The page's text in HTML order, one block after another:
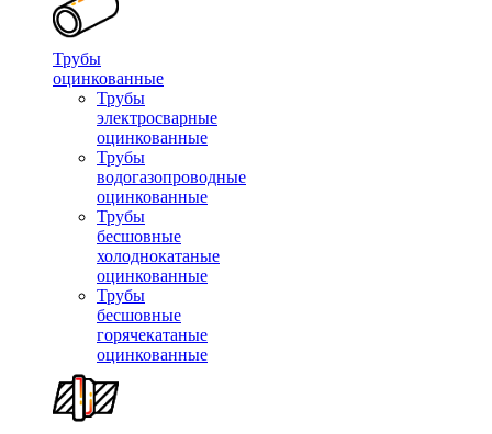
Трубы
оцинкованные
Трубы
электросварные
оцинкованные
Трубы
водогазопроводные
оцинкованные
Трубы
бесшовные
холоднокатаные
оцинкованные
Трубы
бесшовные
горячекатаные
оцинкованные